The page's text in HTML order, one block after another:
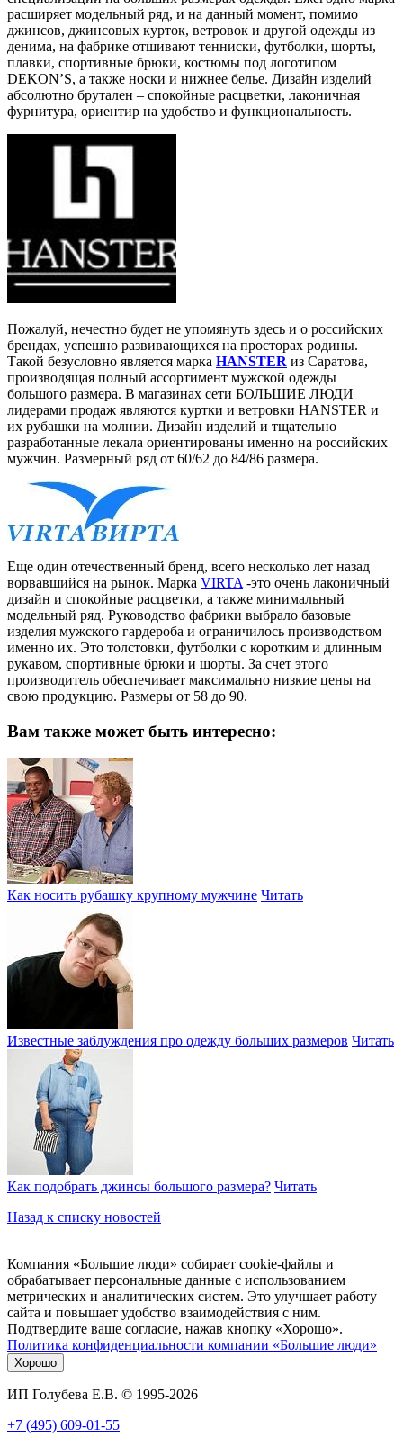
расширяет модельный ряд, и на данный момент, помимо
джинсов, джинсовых курток, ветровок и другой одежды из
денима, на фабрике отшивают тенниски, футболки, шорты,
плавки, спортивные брюки, костюмы под логотипом
DEKON’S, а также носки и нижнее белье. Дизайн изделий
абсолютно брутален – спокойные расцветки, лаконичная
фурнитура, ориентир на удобство и функциональность.
Пожалуй, нечестно будет не упомянуть здесь и о российских
брендах, успешно развивающихся на просторах родины.
Такой безусловно является марка HANSTER из Саратова,
производящая полный ассортимент мужской одежды
большого размера. В магазинах сети БОЛЬШИЕ ЛЮДИ
лидерами продаж являются куртки и ветровки HANSTER и
их рубашки на молнии. Дизайн изделий и тщательно
разработанные лекала ориентированы именно на российских
мужчин. Размерный ряд от 60/62 до 84/86 размера.
Еще один отечественный бренд, всего несколько лет назад
ворвавшийся на рынок. Марка VIRTA -это очень лаконичный
дизайн и спокойные расцветки, а также минимальный
модельный ряд. Руководство фабрики выбрало базовые
изделия мужского гардероба и ограничилось производством
именно их. Это толстовки, футболки с коротким и длинным
рукавом, спортивные брюки и шорты. За счет этого
производитель обеспечивает максимально низкие цены на
свою продукцию. Размеры от 58 до 90.
Вам также может быть интересно:
Как носить рубашку крупному мужчине Читать
Известные заблуждения про одежду больших размеров Читать
Как подобрать джинсы большого размера? Читать
Назад к списку новостей
Компания «Большие люди» собирает cookie-файлы и
обрабатывает персональные данные с использованием
метрических и аналитических систем. Это улучшает работу
сайта и повышает удобство взаимодействия с ним.
Подтвердите ваше согласие, нажав кнопку «Хорошо».
Политика конфиденциальности компании «Большие люди»
Хорошо
ИП Голубева Е.В. © 1995-2026
+7 (495) 609-01-55